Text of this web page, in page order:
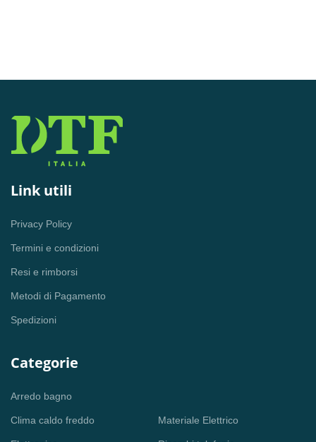
Link utili
Privacy Policy
Termini e condizioni
Resi e rimborsi
Metodi di Pagamento
Spedizioni
Categorie
Arredo bagno
Clima caldo freddo Materiale Elettrico